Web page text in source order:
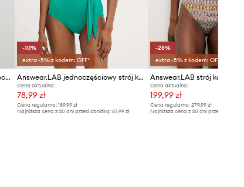
usztywnienie
Answear.LAB strój kąpielowy jednoczęściowy damski
-10%
extra -5% z kodem: OFF*
Answear.LAB jednoczęściowy strój kąpielowy
Cena aktualna:
78,99 zł
Cena regularna:189,99 zł
Najniższa cena z 30 dni przed obniżką:87,99 zł
-28%
extra -5% z kodem: OFF*
Cena aktualna:
199,99 zł
Cena regularna: 279,99 zł
Najniższa cena z 30 dni przed obniżką: